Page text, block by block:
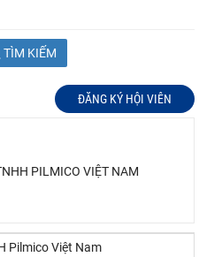
TÌM KIẾM
ĐĂNG KÝ HỘI VIÊN
PILMICO VIỆT NAM
Pilmico Việt Nam